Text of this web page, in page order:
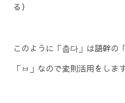
る）
このように「춥다」は語幹の
「ㅂ」なので変則活用をします